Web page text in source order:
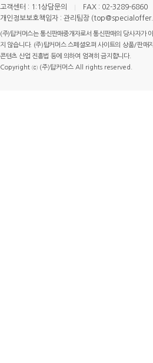
고객센터 : 1:1상담문의
FAX : 02-3289-6860
개인정보보호책임자 : 관리팀장
(주)탑커머스는 통신판매중개자로서 통신판매의 당사자가
지 않습니다. (주)탑커머스 스페셜오퍼 사이트의 상품/판매
콘텐츠 산업 진흥법 등에 의하여 엄격히 금지합니다.
Copyright ⓒ (주)탑커머스 All rights reserved.